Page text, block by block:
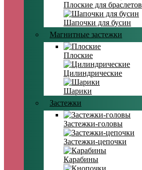
Плоские для браслетов
Шапочки для бусин
Магнитные застежки
Плоские
Цилиндрические
Шарики
Застежки
Застежки-головы
Застежки-цепочки
Карабины